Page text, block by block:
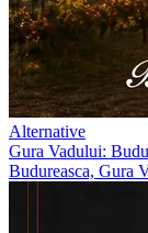
Alternative
Gura Vadului:
Budureasca, Gura